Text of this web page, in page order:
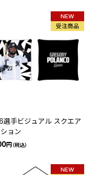
NEW
受注商品
手ビジュアル スクエア
ョン
円（税込）
NEW